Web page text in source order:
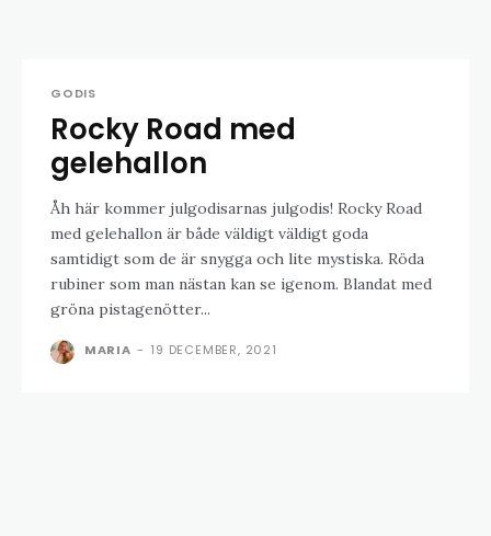
GODIS
Rocky Road med
gelehallon
Åh här kommer julgodisarnas julgodis! Rocky Road
med gelehallon är både väldigt väldigt goda
samtidigt som de är snygga och lite mystiska. Röda
rubiner som man nästan kan se igenom. Blandat med
gröna pistagenötter...
MARIA - 19 DECEMBER, 2021